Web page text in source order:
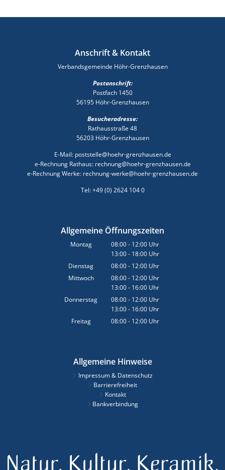
Anschrift & Kontakt
Verbandsgemeinde Höhr-Grenzhausen
Postanschrift:
Postfach 1450
56195 Höhr-Grenzhausen
Besucheradresse:
Rathausstraße 48
56203 Höhr-Grenzhausen
E-Mail: poststelle@hoehr-grenzhausen.de
e-Rechnung Rathaus: rechnung@hoehr-grenzhausen.de
e-Rechnung Werke: rechnung-werke@hoehr-grenzhausen.de
Tel: +49 (0) 2624 104 0
Allgemeine Öffnungszeiten
Montag 08:00- 12:00 Uhr
Von 08:00 bis 12:00 Uhr
13:00- 18:00 Uhr
Von 13:00 bis 18:00 Uhr
Dienstag 08:00- 12:00 Uhr
Von 08:00 bis 12:00 Uhr
Mittwoch 08:00- 12:00 Uhr
Von 08:00 bis 12:00 Uhr
13:00- 16:00 Uhr
Von 13:00 bis 16:00 Uhr
Donnerstag 08:00- 12:00 Uhr
Von 08:00 bis 12:00 Uhr
13:00- 16:00 Uhr
Von 13:00 bis 16:00 Uhr
Freitag 08:00- 12:00 Uhr
Allgemeine Hinweise
Impressum & Datenschutz
Barrierefreiheit
Kontakt
Bankverbindung